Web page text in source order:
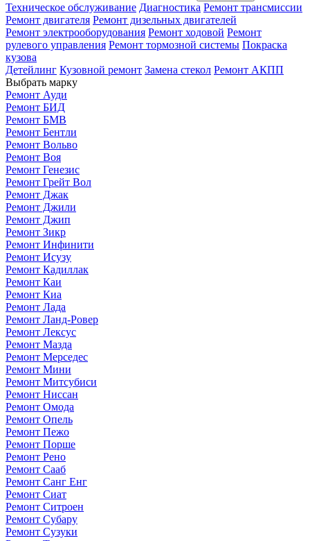
Техническое обслуживание Диагностика Ремонт трансмиссии
Ремонт двигателя Ремонт дизельных двигателей
Ремонт электрооборудования Ремонт ходовой Ремонт
рулевого управления Ремонт тормозной системы Покраска
кузова
Детейлинг Кузовной ремонт Замена стекол Ремонт АКПП
Выбрать марку
Ремонт Ауди
Ремонт БИД
Ремонт БМВ
Ремонт Бентли
Ремонт Вольво
Ремонт Воя
Ремонт Генезис
Ремонт Грейт Вол
Ремонт Джак
Ремонт Джили
Ремонт Джип
Ремонт Зикр
Ремонт Инфинити
Ремонт Исузу
Ремонт Кадиллак
Ремонт Каи
Ремонт Киа
Ремонт Лада
Ремонт Ланд-Ровер
Ремонт Лексус
Ремонт Мазда
Ремонт Мерседес
Ремонт Мини
Ремонт Митсубиси
Ремонт Ниссан
Ремонт Омода
Ремонт Опель
Ремонт Пежо
Ремонт Порше
Ремонт Рено
Ремонт Сааб
Ремонт Санг Енг
Ремонт Сиат
Ремонт Ситроен
Ремонт Субару
Ремонт Сузуки